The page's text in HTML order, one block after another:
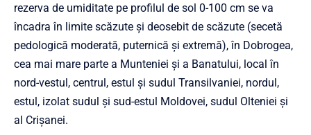
rezerva de umiditate pe profilul de sol 0-100 cm se va
încadra în limite scăzute şi deosebit de scăzute (secetă
pedologică moderată, puternică şi extremă), în Dobrogea,
cea mai mare parte a Munteniei şi a Banatului, local în
nord-vestul, centrul, estul şi sudul Transilvaniei, nordul,
estul, izolat sudul şi sud-estul Moldovei, sudul Olteniei şi
al Crişanei.